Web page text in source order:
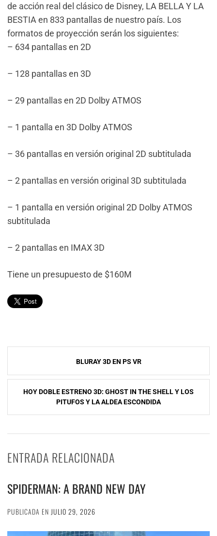
de acción real del clásico de Disney, LA BELLA Y LA
BESTIA en 833 pantallas de nuestro país. Los
formatos de proyección serán los siguientes:
– 634 pantallas en 2D
– 128 pantallas en 3D
– 29 pantallas en 2D Dolby ATMOS
– 1 pantalla en 3D Dolby ATMOS
– 36 pantallas en versión original 2D subtitulada
– 2 pantallas en versión original 3D subtitulada
– 1 pantalla en versión original 2D Dolby ATMOS
subtitulada
– 2 pantallas en IMAX 3D
Tiene un presupuesto de $160M
Navegación
de
entradas
BLURAY 3D EN PS VR
HOY DOBLE ESTRENO 3D: GHOST IN THE SHELL Y LOS
PITUFOS Y LA ALDEA ESCONDIDA
ENTRADA RELACIONADA
SPIDERMAN: A BRAND NEW DAY
PUBLICADA EN JULIO 29, 2026